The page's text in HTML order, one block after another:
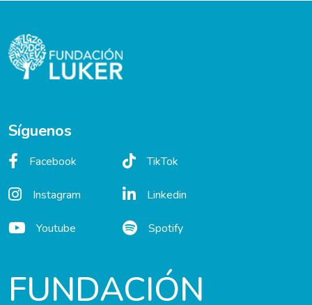
Síguenos
Facebook
Instagram
Youtube
TikTok
Linkedin
Spotify
FUNDACIÓN